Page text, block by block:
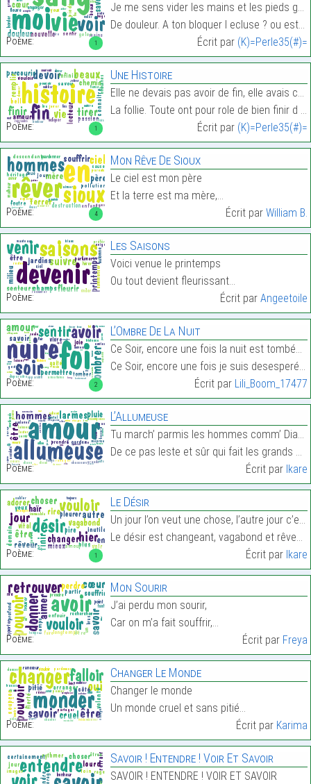
1
Poème:
Je me sens vider les mains et les pieds geler le c
De douleur. A ton bloquer l ecluse ? ou est se fle…
Écrit par (K)=Perle35(#)=
1
Poème:
Une Histoire
Elle ne devais pas avoir de fin, elle avais comme
La follie. Toute ont pour role de bien finir d avo…
Écrit par (K)=Perle35(#)=
4
Poème:
Mon Rêve De Sioux
Le ciel est mon père
Et la terre est ma mère,…
Écrit par William B.
Poème:
Les Saisons
Voici venue le printemps
Ou tout devient fleurissant…
Écrit par Angeetoile
2
Poème:
L’Ombre De La Nuit
Ce Soir, encore une fois la nuit est tombée. .
Ce Soir, encore une fois je suis desesperée……
Écrit par Lili_Boom_17477
Poème:
L’Allumeuse
Tu march’ parmis les hommes comm’ Diane parmis les
De ce pas leste et sûr qui fait les grands chasseu…
Écrit par Ikare
1
Poème:
Le Désir
Un jour l’on veut une chose, l’autre jour c’est fi
Le désir est changeant, vagabond et rêveur…
Écrit par Ikare
Poème:
Mon Sourir
J’ai perdu mon sourir,
Car on m’a fait souffrir,…
Écrit par Freya
Poème:
Changer Le Monde
Changer le monde
Un monde cruel et sans pitié…
Écrit par Karima
Savoir ! Entendre ! Voir Et Savoir
SAVOIR ! ENTENDRE ! VOIR ET SAVOIR